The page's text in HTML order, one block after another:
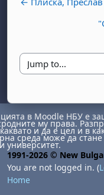
Jump to...
15 August
16 August
29 August
30 August
в Moodle НБУ е
му права.
и да е цел и в
среда може да стане
университет.
1991-2026 © New
You are not logged in. (
Home